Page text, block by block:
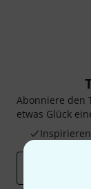
Abonniere den
etwas Glück